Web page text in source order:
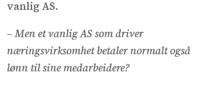
vanlig AS.
– Men et vanlig AS som driver
næringsvirksomhet betaler normalt også
lønn til sine medarbeidere?